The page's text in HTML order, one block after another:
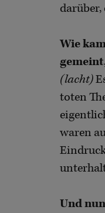
darüber,
Wie
(lacht)
toten
waren
Und